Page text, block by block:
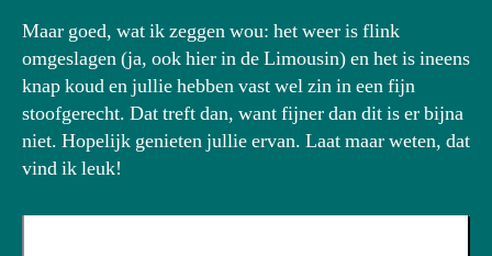
Maar goed, wat ik zeggen wou: het weer is flink
omgeslagen (ja, ook hier in de Limousin) en het is ineens
knap koud en jullie hebben vast wel zin in een fijn
stoofgerecht. Dat treft dan, want fijner dan dit is er bijna
niet. Hopelijk genieten jullie ervan. Laat maar weten, dat
vind ik leuk!